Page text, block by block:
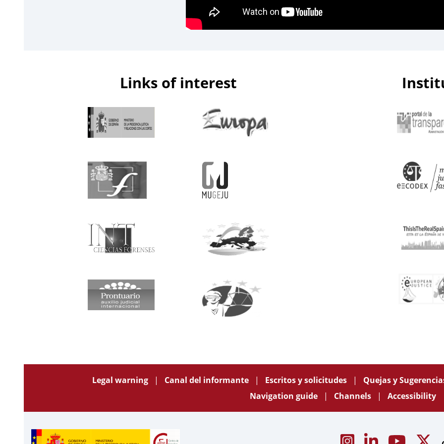
Links of interest
Legal warning Canal del informante Escritos y solicitudes Quejas y
Navigation guide
Channels Accessibility